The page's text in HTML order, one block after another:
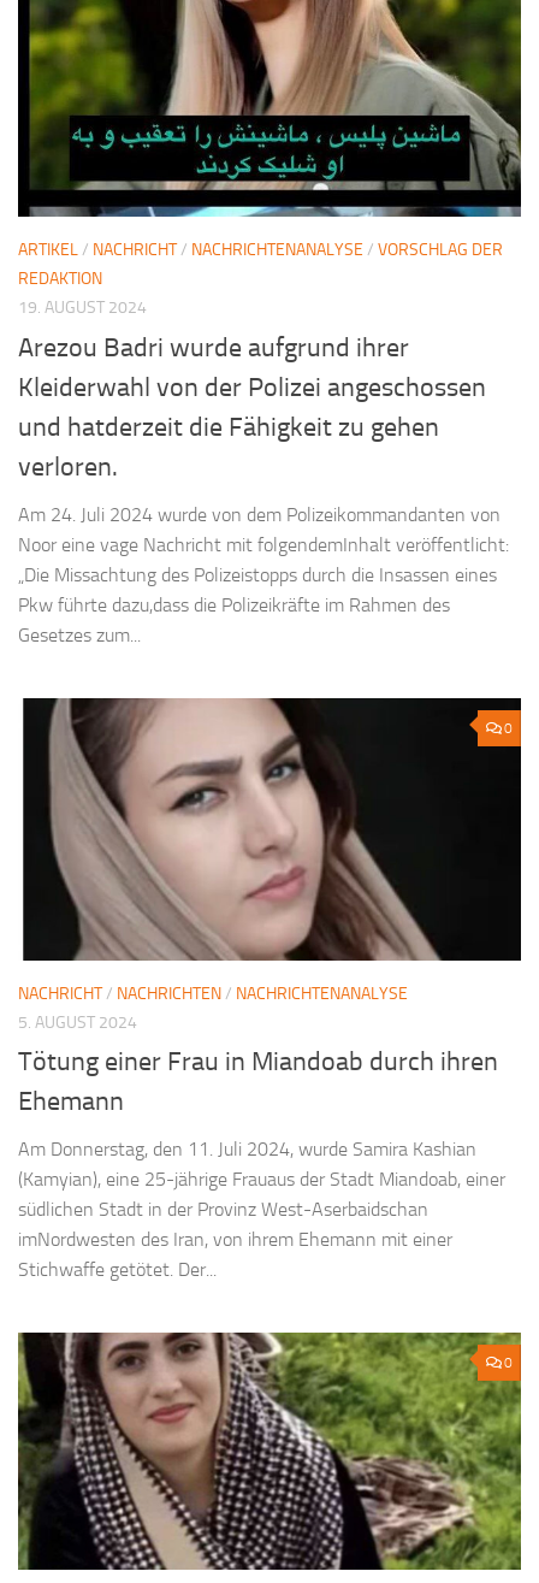
ARTIKEL/ NACHRICHT/ NACHRICHTENANALYSE / VORSCHLAG DER
REDAKTION
19. AUGUST 2024
Arezou Badri wurde aufgrund ihrer
Kleiderwahl von der Polizei angeschossen
und hatderzeit die Fähigkeit zu gehen
verloren.
Am 24. Juli 2024 wurde von dem Polizeikommandanten von
Noor eine vage Nachricht mit folgendemInhalt veröffentlicht:
„Die Missachtung des Polizeistopps durch die Insassen eines
Pkw führte dazu,dass die Polizeikräfte im Rahmen des
Gesetzes zum...
0
NACHRICHT/ NACHRICHTEN/ NACHRICHTENANALYSE
5. AUGUST 2024
Tötung einer Frau in Miandoab durch ihren
Ehemann
Am Donnerstag, den 11. Juli 2024, wurde Samira Kashian
(Kamyian), eine 25-jährige Frauaus der Stadt Miandoab, einer
südlichen Stadt in der Provinz West-Aserbaidschan
imNordwesten des Iran, von ihrem Ehemann mit einer
Stichwaffe getötet. Der...
0